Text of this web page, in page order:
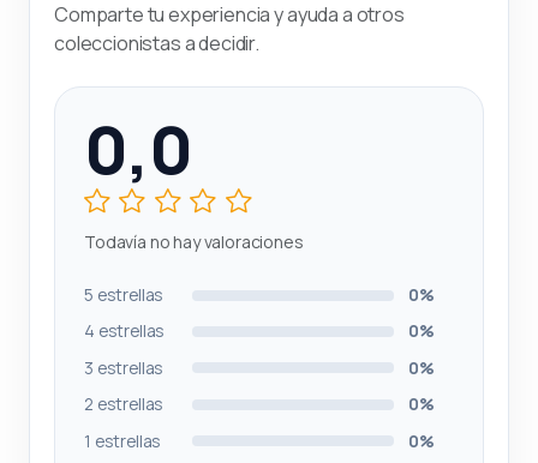
Comparte tu experiencia y ayuda a otros
coleccionistas a decidir.
0,0
Todavía no hay valoraciones
5 estrellas
0%
4 estrellas
0%
3 estrellas
0%
2 estrellas
0%
1 estrellas
0%